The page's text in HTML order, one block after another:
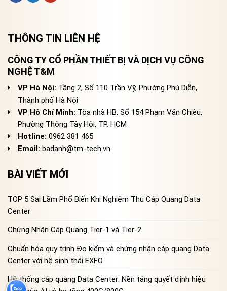
THÔNG TIN LIÊN HỆ
CÔNG TY CỔ PHẦN THIẾT BỊ VÀ DỊCH VỤ CÔNG
NGHỆ T&M
VP Hà Nội: Tầng 2, Số 110 Trần Vỹ, Phường Phú Diễn,
Thành phố Hà Nội
VP Hồ Chí Minh: Tòa nhà HB, Số 154 Phạm Văn Chiêu,
Phường Thông Tây Hội, TP. HCM
Hotline: 0962 381 465
Email: badanh@tm-tech.vn
BÀI VIẾT MỚI
TOP 5 Sai Lầm Phổ Biến Khi Nghiệm Thu Cáp Quang Data
Center
Chứng Nhận Cáp Quang Tier-1 và Tier-2
Chuẩn hóa quy trình Đo kiểm và chứng nhận cáp quang Data
Center với hệ sinh thái EXFO
Hệ thống cáp quang Data Center: Nền tảng quyết định hiệu